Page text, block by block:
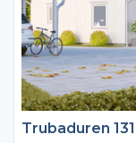
Trubaduren 131